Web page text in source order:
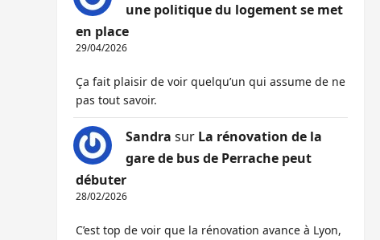
une politique du logement se met
en place
29/04/2026
Ça fait plaisir de voir quelqu’un qui assume de ne
pas tout savoir.
Sandra sur La rénovation de la
gare de bus de Perrache peut
débuter
28/02/2026
C’est top de voir que la rénovation avance à Lyon,